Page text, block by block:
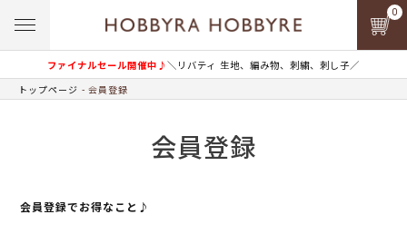
ファイナルセール開催中♪＼リバティ 生地、編み物、刺繍、刺し子／
0
トップページ 会員登録
会員登録
会員登録でお得なこと♪